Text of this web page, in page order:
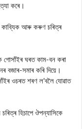
কৰে।
কাব্যিক আৰু কৰুণ চৰিত্ৰ
গোসাঁইৰ ঘৰত কাম-বন কৰা
সমাৰ কৰি দিয়ে।
ওচৰত শৰণ ল’বলৈ যোৱাত
হিচাপে ঔপন্যাসিকে